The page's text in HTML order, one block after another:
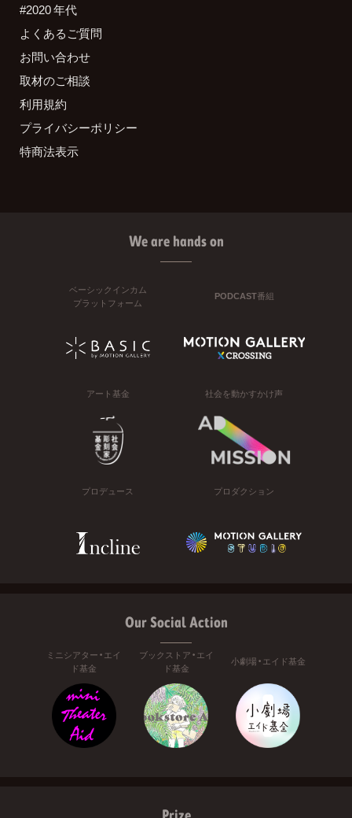
#2020 年代
よくあるご質問
お問い合わせ
取材のご相談
利用規約
プライバシーポリシー
特商法表示
We are hands on
ベーシックインカム
プラットフォーム
PODCAST番組
アート基金 社会を動かすかけ声
プロデュース プロダクション
Our Social Action
ミニシアター・エイ
ド基金
ブックストア・エイ
ド基金
小劇場・エイド基金